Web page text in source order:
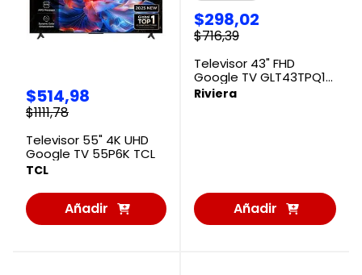
$514,98
$1111,78
Televisor 55" 4K UHD
Google TV 55P6K TCL
TCL
Añadir
al
$298,02
$716,39
Televisor 43" FHD
Google TV GLT43TPQ10
Riviera
Riviera
Añadir
al